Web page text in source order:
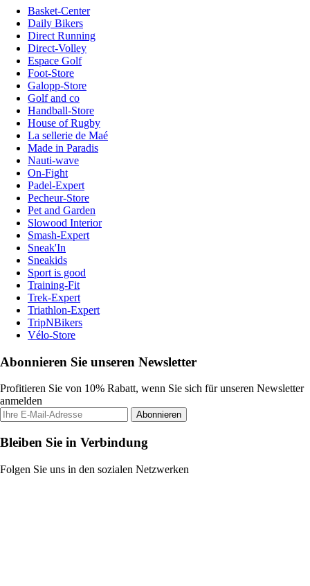
Basket-Center
Daily Bikers
Direct Running
Direct-Volley
Espace Golf
Foot-Store
Galopp-Store
Golf and co
Handball-Store
House of Rugby
La sellerie de Maé
Made in Paradis
Nauti-wave
On-Fight
Padel-Expert
Pecheur-Store
Pet and Garden
Slowood Interior
Smash-Expert
Sneak'In
Sneakids
Sport is good
Training-Fit
Trek-Expert
Triathlon-Expert
TripNBikers
Vélo-Store
Abonnieren Sie unseren Newsletter
Profitieren Sie von 10% Rabatt, wenn Sie sich für unseren Newsletter
anmelden
Abonnieren
Bleiben Sie in Verbindung
Folgen Sie uns in den sozialen Netzwerken